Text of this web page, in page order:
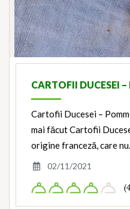
CARTOFII DUCESEI
Cartofii Ducesei –
mai făcut Cartofii
origine franceză, care
02/11/2021